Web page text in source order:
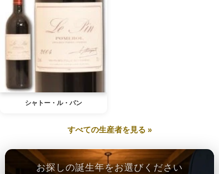
シャトー・ル・パン
すべての生産者を見る »
お探しの誕生年をお選びください